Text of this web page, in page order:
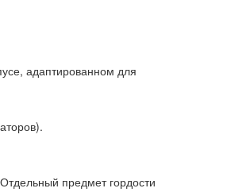
адаптированном для
предмет гордости